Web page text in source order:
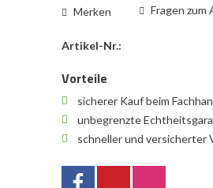
Merken Fragen zum
Artikel-Nr.:
Vorteile
sicherer Kauf beim
unbegrenzte
schneller und versicherter